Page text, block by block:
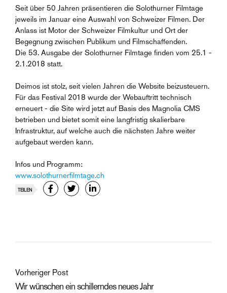
Seit über 50 Jahren präsentieren die Solothurner Filmtage
jeweils im Januar eine Auswahl von Schweizer Filmen. Der
Anlass ist Motor der Schweizer Filmkultur und Ort der
Begegnung zwischen Publikum und Filmschaffenden.
Die 53. Ausgabe der Solothurner Filmtage finden vom 25.1 -
2.1.2018 statt.
Deimos ist stolz, seit vielen Jahren die Website beizusteuern.
Für das Festival 2018 wurde der Webauftritt technisch
erneuert - die Site wird jetzt auf Basis des Magnolia CMS
betrieben und bietet somit eine langfristig skalierbare
Infrastruktur, auf welche auch die nächsten Jahre weiter
aufgebaut werden kann.
Infos und Programm:
www.solothurnerfilmtage.ch
TEILEN
Vorheriger Post
Wir wünschen ein schillerndes neues Jahr